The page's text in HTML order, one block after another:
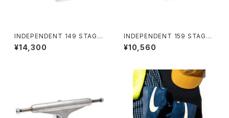
INDEPENDENT 149 STAGE
11 FORGED HOLLOW SILVE
R STANDARD SKATEBOAR
¥14,300
INDEPENDENT 159 STAGE
11 POLISHED SKATEBOARD
TRUCKS インディペンデント 1
¥10,560